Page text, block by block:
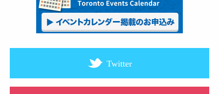
Twitter